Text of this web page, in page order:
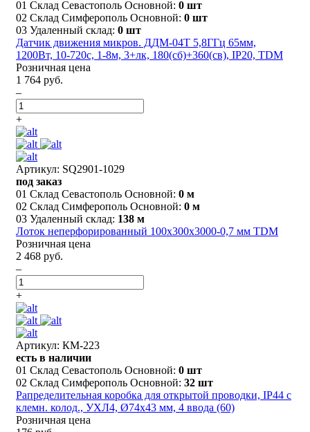
01 Склад Севастополь Основной: 0 шт
02 Склад Симферополь Основной: 0 шт
03 Удаленный склад: 0 шт
Датчик движения микров. ДДМ-04Т 5,8ГГц 65мм,
1200Вт, 10-720с, 1-8м, 3+лк, 180(сб)+360(св), IP20, TDM
Розничная цена
1 764 руб.
–
+
Артикул: SQ2901-1029
под заказ
01 Склад Севастополь Основной: 0 м
02 Склад Симферополь Основной: 0 м
03 Удаленный склад: 138 м
Лоток неперфорированный 100х300х3000-0,7 мм TDM
Розничная цена
2 468 руб.
–
+
Артикул: КМ-223
есть в наличии
01 Склад Севастополь Основной: 0 шт
02 Склад Симферополь Основной: 32 шт
Рапределительная коробка для открытой проводки, IP44 с
клемн. колод., УХЛ4, Ø74х43 мм, 4 ввода (60)
Розничная цена